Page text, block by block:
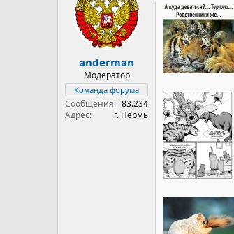
и
и
:
anderman
Модератор
Команда форума
Сообщения
83.234
Адрес
г. Пермь